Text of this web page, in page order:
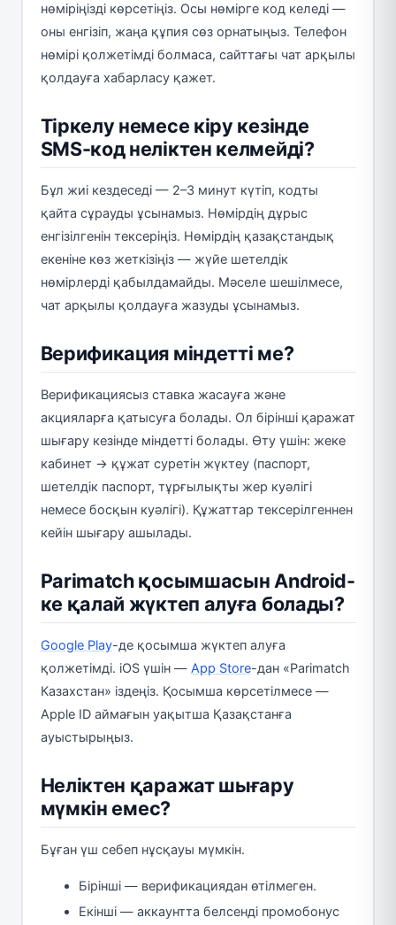
нөміріңізді көрсетіңіз. Осы нөмірге код келеді —
оны енгізіп, жаңа құпия сөз орнатыңыз. Телефон
нөмірі қолжетімді болмаса, сайттағы чат арқылы
қолдауға хабарласу қажет.
Тіркелу немесе кіру кезінде
SMS-код неліктен келмейді?
Бұл жиі кездеседі — 2–3 минут күтіп, кодты
қайта сұрауды ұсынамыз. Нөмірдің дұрыс
енгізілгенін тексеріңіз. Нөмірдің қазақстандық
екеніне көз жеткізіңіз — жүйе шетелдік
нөмірлерді қабылдамайды. Мәселе шешілмесе,
чат арқылы қолдауға жазуды ұсынамыз.
Верификация міндетті ме?
Верификациясыз ставка жасауға және
акцияларға қатысуға болады. Ол бірінші қаражат
шығару кезінде міндетті болады. Өту үшін: жеке
кабинет → құжат суретін жүктеу (паспорт,
шетелдік паспорт, тұрғылықты жер куәлігі
немесе босқын куәлігі). Құжаттар тексерілгеннен
кейін шығару ашылады.
Parimatch қосымшасын Android-
ке қалай жүктеп алуға болады?
Google Play-де қосымша жүктеп алуға
қолжетімді. iOS үшін — App Store-дан «Parimatch
Казахстан» іздеңіз. Қосымша көрсетілмесе —
Apple ID аймағын уақытша Қазақстанға
ауыстырыңыз.
Неліктен қаражат шығару
мүмкін емес?
Бұған үш себеп нұсқауы мүмкін.
Бірінші — верификациядан өтілмеген.
Екінші — аккаунтта белсенді промобонус